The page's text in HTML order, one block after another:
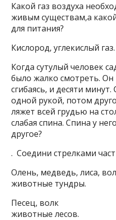
Какой газ воздуха
живым существам,а
для питания?
Кислород, углекислый газ.
Когда сутулый человек
было жалко смотреть.
сгибаясь, и десяти
одной рукой, потом
ляжет всей грудью на
слабая спина. Спина у
другое?
. Соедини стрелками
Олень,
животные тундры.
Песец,
животные лесов.